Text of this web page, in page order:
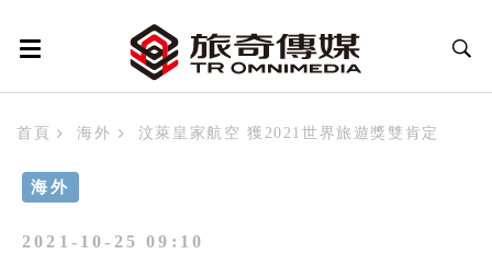
首頁 海外 汶萊皇家航空 獲2021世界旅遊獎雙肯定
海外
2021-10-25 09:10